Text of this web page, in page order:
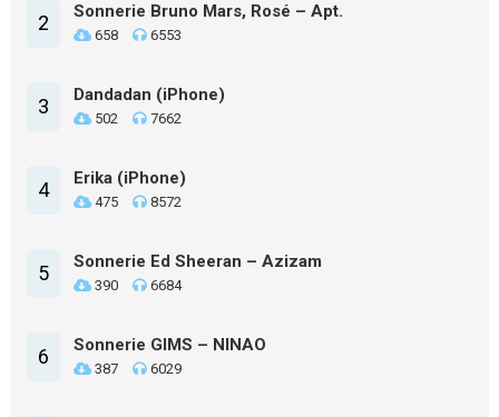
2 Sonnerie Bruno Mars, Rosé – Apt.
658 6553
3 Dandadan (iPhone)
502 7662
4 Erika (iPhone)
475 8572
5 Sonnerie Ed Sheeran – Azizam
390 6684
6 Sonnerie GIMS – NINAO
387 6029